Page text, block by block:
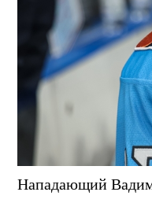
Нападающий Вадим